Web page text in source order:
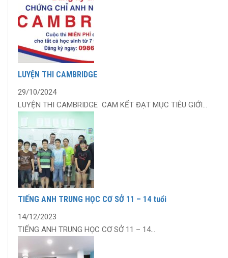
LUYỆN THI CAMBRIDGE
29/10/2024
LUYỆN THI CAMBRIDGE CAM KẾT ĐẠT MỤC TIÊU GIỚI...
TIẾNG ANH TRUNG HỌC CƠ SỞ 11 – 14 tuổi
14/12/2023
TIẾNG ANH TRUNG HỌC CƠ SỞ 11 – 14...